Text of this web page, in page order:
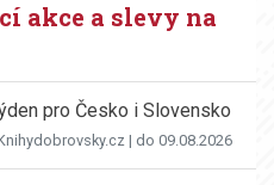
akce a slevy na
pro Česko i Slovensko
| do 09.08.2026